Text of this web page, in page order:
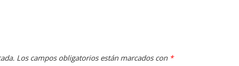
Los campos obligatorios están marcados con *